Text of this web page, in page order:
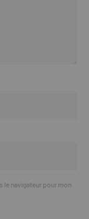
le navigateur pour mon